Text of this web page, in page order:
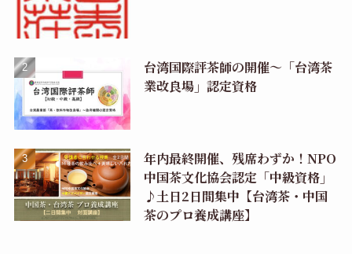
台湾国際評茶師の開催〜「台湾茶
業改良場」認定資格
年内最終開催、残席わずか！NPO
中国茶文化協会認定「中級資格」
♪土日2日間集中【台湾茶・中国
茶のプロ養成講座】